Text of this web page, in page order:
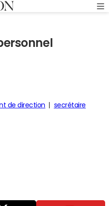
de direction
secrétaire